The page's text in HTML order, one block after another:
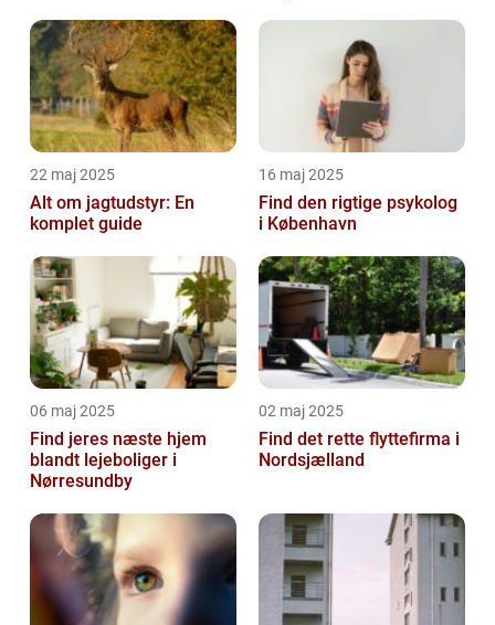
22 maj 2025
Alt om jagtudstyr: En
komplet guide
16 maj 2025
Find den rigtige psykolog
i København
06 maj 2025
Find jeres næste hjem
blandt lejeboliger i
Nørresundby
02 maj 2025
Find det rette flyttefirma i
Nordsjælland